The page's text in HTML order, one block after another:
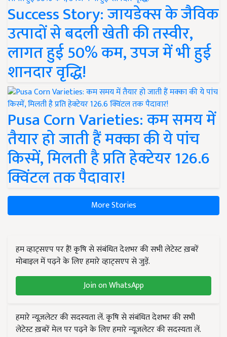
Success Story: जायडेक्स के जैविक
उत्पादों से बदली खेती की तस्वीर,
लागत हुई 50% कम, उपज में भी हुई
शानदार वृद्धि!
Pusa Corn Varieties: कम समय में
तैयार हो जाती हैं मक्का की ये पांच
किस्में, मिलती है प्रति हेक्टेयर 126.6
क्विंटल तक पैदावार!
More Stories
हम व्हाट्सएप पर हैं! कृषि से संबंधित देशभर की सभी लेटेस्ट ख़बरें
मोबाइल में पढ़ने के लिए हमारे व्हाट्सएप से जुड़ें.
Join on WhatsApp
हमारे न्यूज़लेटर की सदस्यता लें. कृषि से संबंधित देशभर की सभी
लेटेस्ट ख़बरें मेल पर पढ़ने के लिए हमारे न्यूज़लेटर की सदस्यता लें.